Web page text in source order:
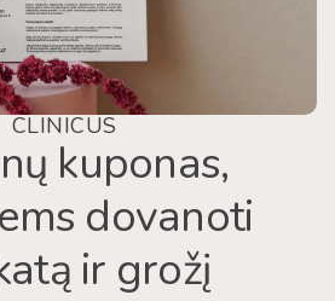
CLINICUS
kuponas,
dovanoti
ir grožį